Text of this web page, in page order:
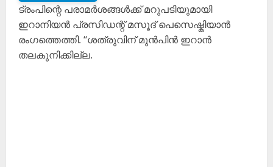
ട്രംപിന്റെ പരാമർശങ്ങൾക്ക് മറുപടിയുമായി
ഇറാനിയൻ പ്രസിഡന്റ് മസൂദ് പെസെഷ്കിയാൻ
രംഗത്തെത്തി. ‘‘ശത്രുവിന് മുൻപിൻ ഇറാൻ
തലകുനിക്കില്ല.